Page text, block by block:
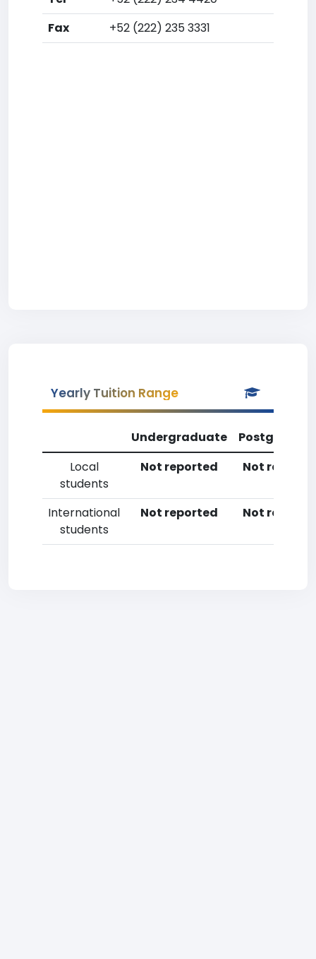
Fax
+52 (222) 235 3331
Yearly Tuition Range
Undergraduate
Local
students
Not reported Not
International
students
Not reported Not